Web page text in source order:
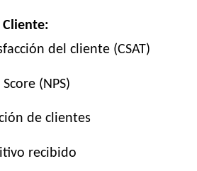
del cliente (CSAT)
(NPS)
de clientes
recibido